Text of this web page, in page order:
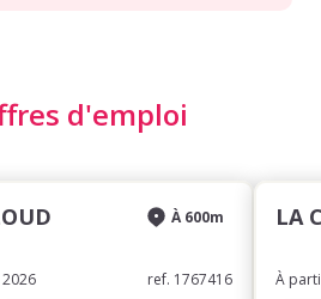
d'emploi
À 600m
ref. 1767416
LA
À